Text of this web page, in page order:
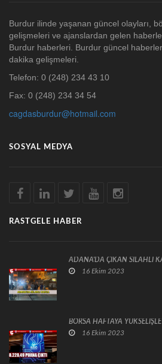
Burdur ilinde yaşanan güncel olayları,
gelişmeleri ve ajanslardan gelen
Burdur haberleri. Burdur güncel
dakika gelişmeleri.
Telefon: 0 (248) 234 43 10
Fax: 0 (248) 234 34 54
cagdasburdur@hotmail.com
SOSYAL MEDYA
RASTGELE HABER
ADANA'DA ÇIKAN SİLAHLI
16 Ekim 2023
BORSA HAFTAYA
16 Ekim 2023